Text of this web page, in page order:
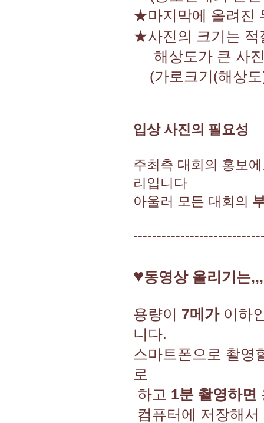
★마지막에 올려진
★사진의 크기는 적
해상도가 큰 사
(가로크기(해상
입상 사진의 필요성
주최측 대회의 홍보
리입니다
아울러 모든 대회의
♥동영상 올리기는
용량이 7메가이하
니다.
스마트폰으로 촬영
로
하고 1분 촬영하면
컴퓨터에 저장해